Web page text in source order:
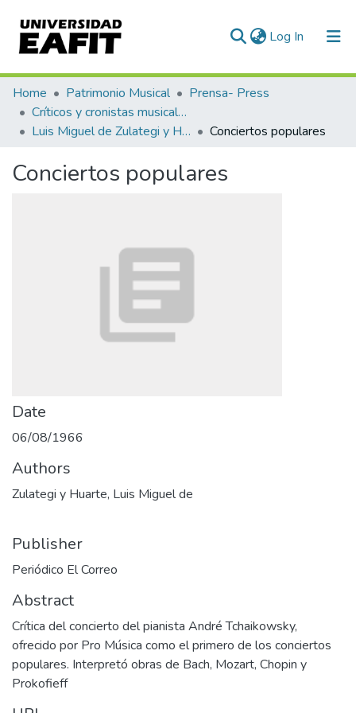
Log In (current)
Communities & Collections
All of DSpace
Home Patrimonio Musical
Prensa- Press
Críticos y cronistas musicales
Luis Miguel de Zulategi y Huarte
Conciertos populares
Conciertos populares
Date
06/08/1966
Authors
Zulategi y Huarte, Luis Miguel de
Publisher
Periódico El Correo
Abstract
Crítica del concierto del pianista André Tchaikowsky,
ofrecido por Pro Música como el primero de los conciertos
populares. Interpretó obras de Bach, Mozart, Chopin y
Prokofieff